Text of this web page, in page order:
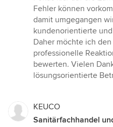
Fehler können
damit umgegangen
kundenorientierte
Daher möchte ich
professionelle
bewerten. Vielen
lösungsorientierte
KEUCO
Sanitärfachhandel